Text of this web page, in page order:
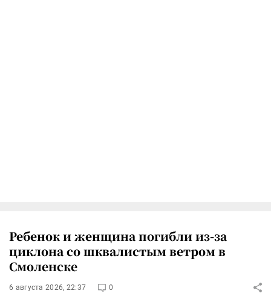
Ребенок и женщина погибли из-за
циклона со шквалистым ветром в
Смоленске
6 августа 2026, 22:37 0